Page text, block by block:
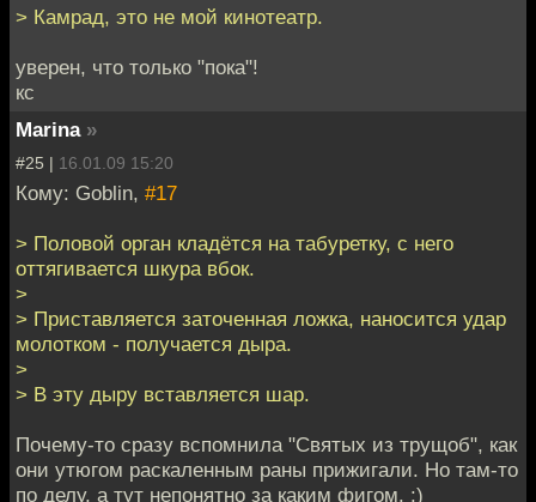
> Камрад, это не мой кинотеатр.
уверен, что только "пока"!
кс
Marina »
#25 | 16.01.09 15:20
Кому: Goblin, #17
> Половой орган кладётся на табуретку, с него
оттягивается шкура вбок.
>
> Приставляется заточенная ложка, наносится удар
молотком - получается дыра.
>
> В эту дыру вставляется шар.
Почему-то сразу вспомнила "Святых из трущоб", как
они утюгом раскаленным раны прижигали. Но там-то
по делу, а тут непонятно за каким фигом. :)